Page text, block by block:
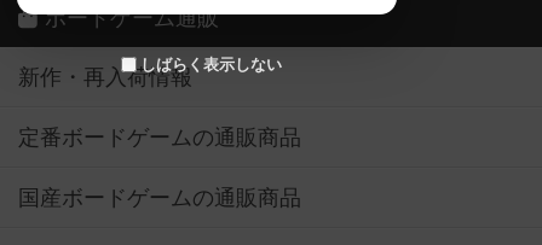
しばらく表示しない
ボードゲーム通販
新作・再入荷情報
定番ボードゲームの通販商品
国産ボードゲームの通販商品